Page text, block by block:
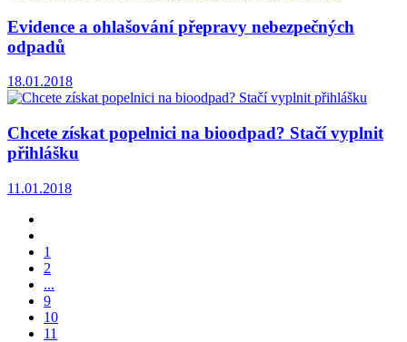
Evidence a ohlašování přepravy nebezpečných
odpadů
18.01.2018
Chcete získat popelnici na bioodpad? Stačí vyplnit
přihlášku
11.01.2018
1
2
...
9
10
11